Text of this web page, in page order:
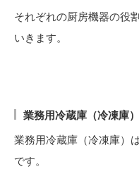
それぞれの厨房機器の役
いきます。
業務用冷蔵庫（冷凍庫）
業務用冷蔵庫（冷凍庫）は
です。